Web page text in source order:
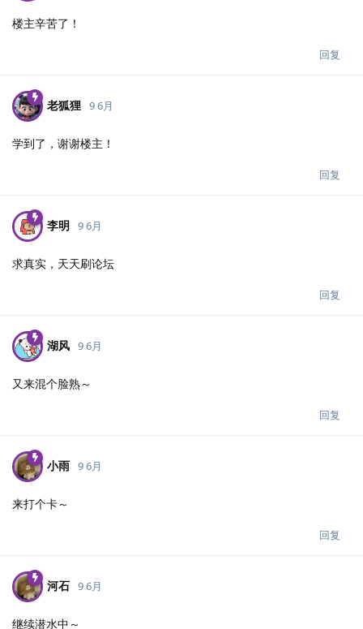
楼主辛苦了！
回复
老狐狸 9 6月
学到了，谢谢楼主！
回复
李明 9 6月
求真实，天天刷论坛
回复
湖风 9 6月
又来混个脸熟～
回复
小雨 9 6月
来打个卡～
回复
河石 9 6月
继续潜水中～